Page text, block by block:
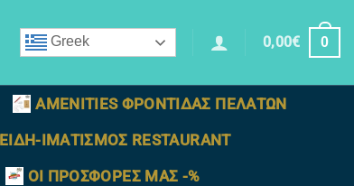
Greek 0,00€ 0
AMENITIES ΦΡΟΝΤΙΔΑΣ ΠΕΛΑΤΩΝ
ΙΜΑΤΙΣΜΟΣ RESTAURANT
ΟΙ ΠΡΟΣΦΟΡΕΣ ΜΑΣ -%